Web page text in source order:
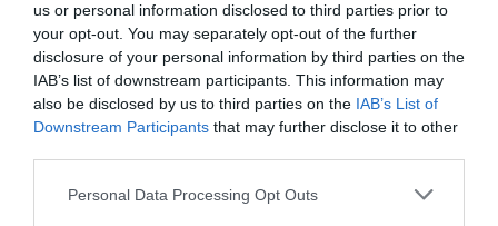
us or personal information disclosed to third parties prior to
your opt-out. You may separately opt-out of the further
disclosure of your personal information by third parties on the
IAB’s list of downstream participants. This information may
also be disclosed by us to third parties on the IAB’s List of
Downstream Participants that may further disclose it to other
Personal Data Processing Opt Outs
La reunión ha estado copresidida por la subdelegada
del Gobierno en Castellón, Antonia García Valls, y la
alcaldesa de Benicàssim, Susana Marqués. En el
encuentro han participado representantes de las
fuerzas y cuerpos de seguridad del Estado, efectivos
de la Generalitat, Policía Local, el Consorcio